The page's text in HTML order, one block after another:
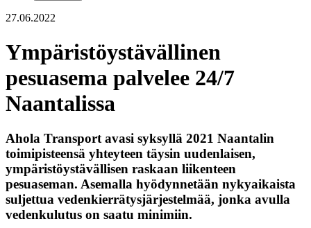
27.06.2022
Ympäristöystävällinen
pesuasema palvelee 24/7
Naantalissa
Ahola Transport avasi syksyllä 2021 Naantalin
toimipisteensä yhteyteen täysin uudenlaisen,
ympäristöystävällisen raskaan liikenteen
pesuaseman. Asemalla hyödynnetään nykyaikaista
suljettua vedenkierrätysjärjestelmää, jonka avulla
vedenkulutus on saatu minimiin.